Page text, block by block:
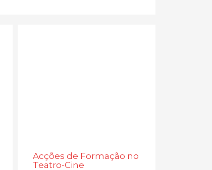
Acções de Formação no
Teatro-Cine